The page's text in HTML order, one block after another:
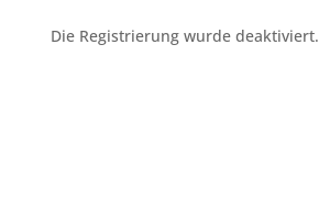
Die Registrierung wurde deaktiviert.